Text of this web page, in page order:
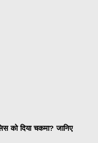
को दिया चकमा? जानिए